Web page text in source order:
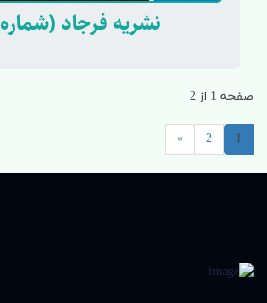
نشریه فرجاد (شماره 10)
صفحه 1 از 2
1
2
»